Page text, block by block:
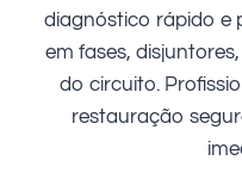
diagnóstico rápido e
em fases,
do circuito.
restauração